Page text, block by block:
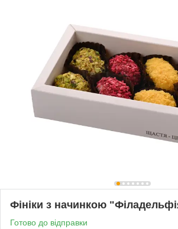
Фініки з начинкою
Готово до відправки